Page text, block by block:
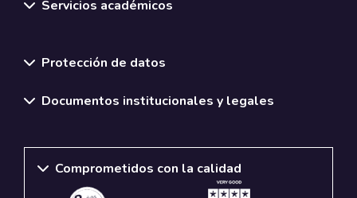
Servicios académicos
Protección de datos
Documentos institucionales y legales
Comprometidos con la calidad